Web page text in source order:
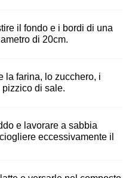
il fondo e i bordi di una
di 20cm.
la farina, lo zucchero, i
pizzico di sale.
e lavorare a sabbia
eccessivamente il